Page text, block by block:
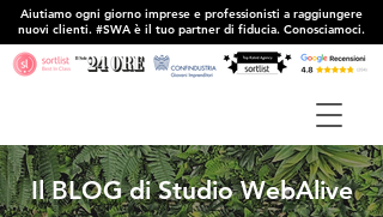
Aiutiamo ogni giorno imprese e professionisti a raggiungere
nuovi clienti. #SWA è il tuo partner di fiducia. Conosciamoci.
Il BLOG di Studio WebAlive